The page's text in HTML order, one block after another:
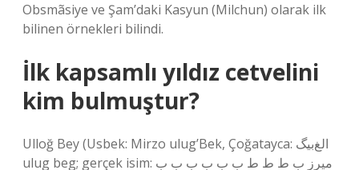
Obsmãsiye ve Şam’daki Kasyun (Milchun) olarak ilk
bilinen örnekleri bilindi.
İlk kapsamlı yıldız cetvelini
kim bulmuştur?
Ulloğ Bey (Usbek: Mirzo ulug’Bek, Çoğatayca: الغ‌بیگ
ulug beg; gerçek isim: میرز ب ط ط ط ب ب ب ب ب ب